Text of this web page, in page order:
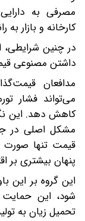
مصرفی به
کارخانه و بازار
در چنین
داشتن مصنوعی
مدافعان
می‌تواند فشار
کاهش دهد. این
مشکل اصلی در
قیمت تنها صورت
پنهان بیشتری بر
این گروه بر این
شود، این
تحمیل زیان به